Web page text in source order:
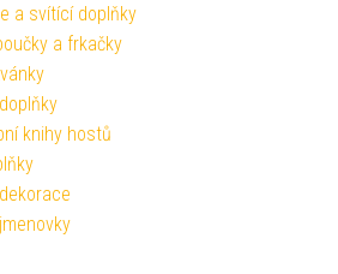
a svítící doplňky
a frkačky
knihy hostů